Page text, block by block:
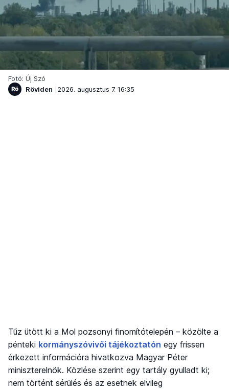
Fotó: Új Szó
Röviden
2026. augusztus 7. 16:35
Tűz ütött ki a Mol pozsonyi finomítótelepén – közölte a
pénteki kormányszóvivői tájékoztatón egy frissen
érkezett információra hivatkozva Magyar Péter
miniszterelnök. Közlése szerint egy tartály gyulladt ki;
nem történt sérülés és az esetnek elvileg